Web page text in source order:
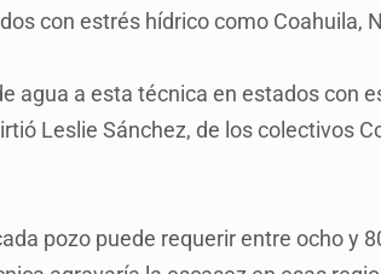
con estrés hídrico como Coahuila,
agua a esta técnica en estados con
Leslie Sánchez, de los colectivos
pozo puede requerir entre ocho y